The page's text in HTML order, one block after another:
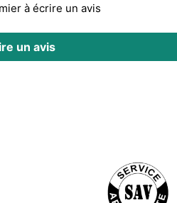
à écrire un avis
un avis